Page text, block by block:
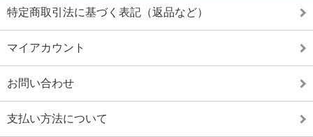
特定商取引法に基づく表記（返品など）
マイアカウント
お問い合わせ
支払い方法について